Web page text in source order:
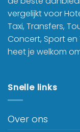
vergelijkt voor
Taxi, Transfers,
Concert, Sport
heet je welkom
Snelle links
Over ons